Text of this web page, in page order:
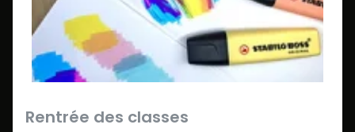
Rentrée des classes